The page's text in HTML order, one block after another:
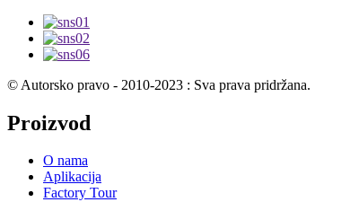
© Autorsko pravo - 2010-2023 : Sva prava pridržana.
Proizvod
O nama
Aplikacija
Factory Tour